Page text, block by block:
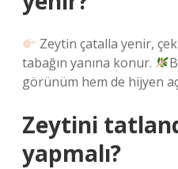
Zeytin çatalla yenir,
tabağın yanına konur.
görünüm hem de hijyen
Zeytini
yapmalı?